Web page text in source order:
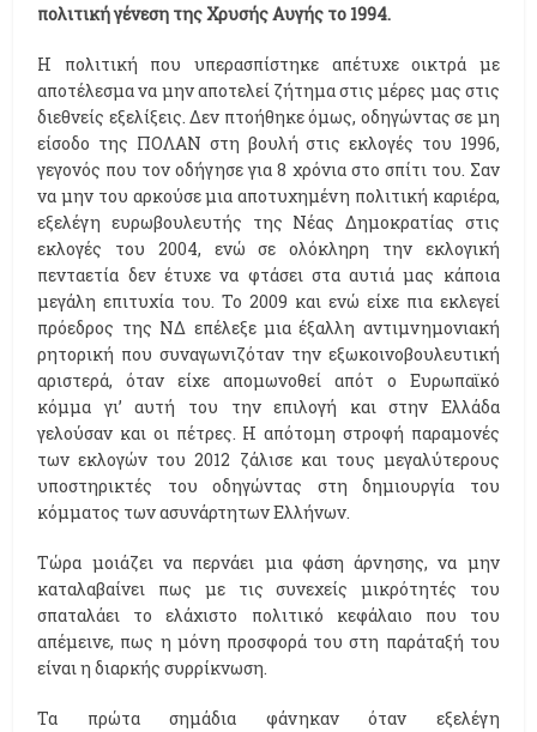
πολιτική γένεση της Χρυσής Αυγής το 1994.
Η πολιτική που υπερασπίστηκε απέτυχε οικτρά με
αποτέλεσμα να μην αποτελεί ζήτημα στις μέρες μας στις
διεθνείς εξελίξεις. Δεν πτοήθηκε όμως, οδηγώντας σε μη
είσοδο της ΠΟΛΑΝ στη βουλή στις εκλογές του 1996,
γεγονός που τον οδήγησε για 8 χρόνια στο σπίτι του. Σαν
να μην του αρκούσε μια αποτυχημένη πολιτική καριέρα,
εξελέγη ευρωβουλευτής της Νέας Δημοκρατίας στις
εκλογές του 2004, ενώ σε ολόκληρη την εκλογική
πενταετία δεν έτυχε να φτάσει στα αυτιά μας κάποια
μεγάλη επιτυχία του. Το 2009 και ενώ είχε πια εκλεγεί
πρόεδρος της ΝΔ επέλεξε μια έξαλλη αντιμνημονιακή
ρητορική που συναγωνιζόταν την εξωκοινοβουλευτική
αριστερά, όταν είχε απομωνοθεί απότ ο Ευρωπαϊκό
κόμμα γι’ αυτή του την επιλογή και στην Ελλάδα
γελούσαν και οι πέτρες. Η απότομη στροφή παραμονές
των εκλογών του 2012 ζάλισε και τους μεγαλύτερους
υποστηρικτές του οδηγώντας στη δημιουργία του
κόμματος των ασυνάρτητων Ελλήνων.
Τώρα μοιάζει να περνάει μια φάση άρνησης, να μην
καταλαβαίνει πως με τις συνεχείς μικρότητές του
σπαταλάει το ελάχιστο πολιτικό κεφάλαιο που του
απέμεινε, πως η μόνη προσφορά του στη παράταξή του
είναι η διαρκής συρρίκνωση.
Τα πρώτα σημάδια φάνηκαν όταν εξελέγη